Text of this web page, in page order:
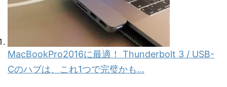
MacBookPro2016に最適！ Thunderbolt 3 / USB-
Cのハブは、これ1つで完璧かも…